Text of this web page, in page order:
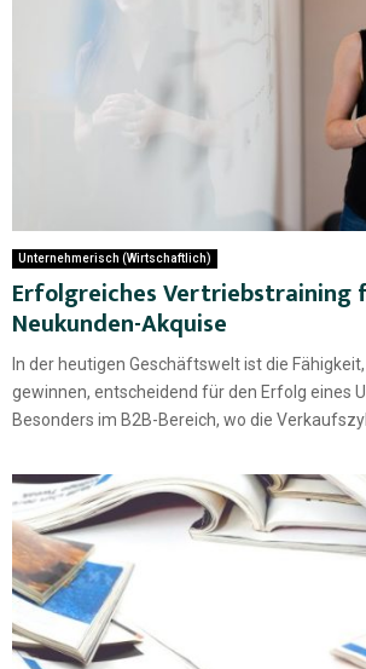
Unternehmerisch (Wirtschaftlich)
Erfolgreiches Vertriebstraining
Neukunden-Akquise
In der heutigen Geschäftswelt ist die
gewinnen, entscheidend für den Erfolg eines
Besonders im B2B-Bereich, wo die